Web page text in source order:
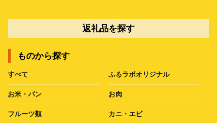
返礼品を探す
ものから探す
すべて ふるラボオリジナル
お米・パン お肉
フルーツ類 カニ・エビ